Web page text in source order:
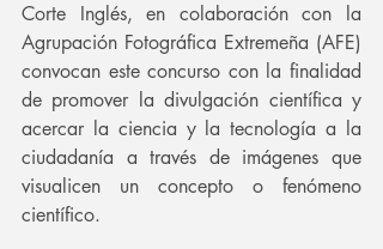
Corte Inglés, en colaboración con la
Agrupación Fotográfica Extremeña (AFE)
convocan este concurso con la finalidad
de promover la divulgación científica y
acercar la ciencia y la tecnología a la
ciudadanía a través de imágenes que
visualicen un concepto o fenómeno
científico.